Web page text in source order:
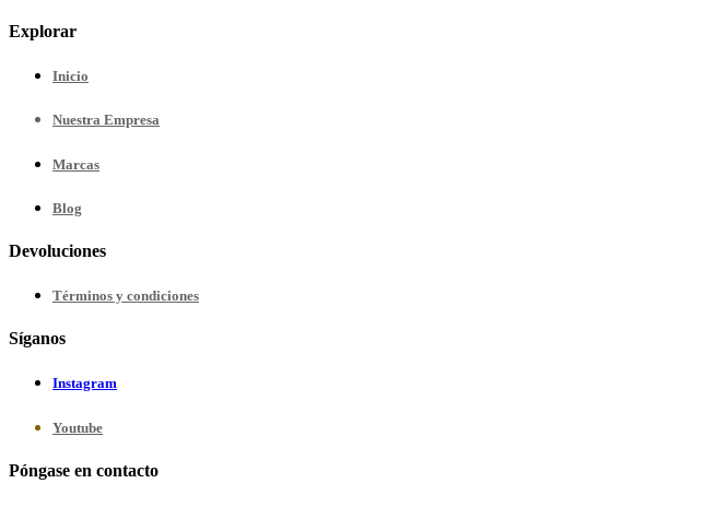
Explorar
Inicio
Nuestra Empresa
Marcas
Blog
Devoluciones
Términos y condiciones
Síganos
Instagram
Youtube
Póngase en contacto